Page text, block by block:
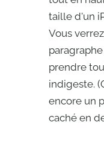
taille d'un
Vous
prendre
indigeste.
encore un
caché en